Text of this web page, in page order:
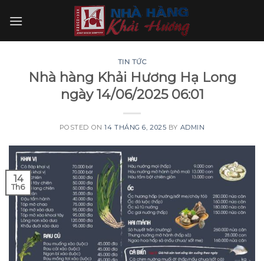
TIN TỨC
Nhà hàng Khải Hương Hạ Long
ngày 14/06/2025 06:01
POSTED ON14 THÁNG 6, 2025 BY ADMIN
14
Th6